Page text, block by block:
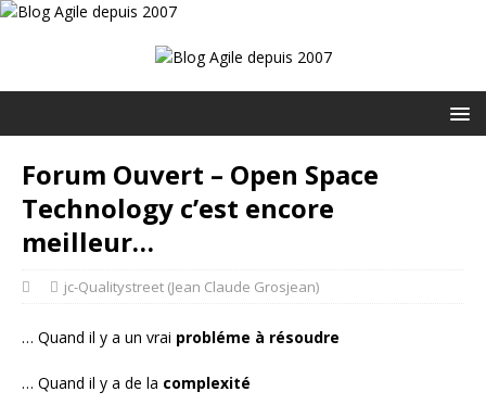
Forum Ouvert – Open Space
Technology c’est encore
meilleur…
jc-Qualitystreet (Jean Claude Grosjean)
… Quand il y a un vrai probléme à résoudre
… Quand il y a de la complexité